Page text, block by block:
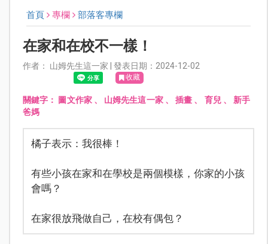
首頁 專欄 部落客專欄
在家和在校不一樣！
作者： 山姆先生這一家 | 發表日期：2024-12-02
收藏
關鍵字： 圖文作家、 山姆先生這一家、插畫 、 育兒、 新手
爸媽
橘子表示：我很棒！
有些小孩在家和在學校是兩個模樣，你家的小孩
會嗎？
在家很放飛做自己，在校有偶包？